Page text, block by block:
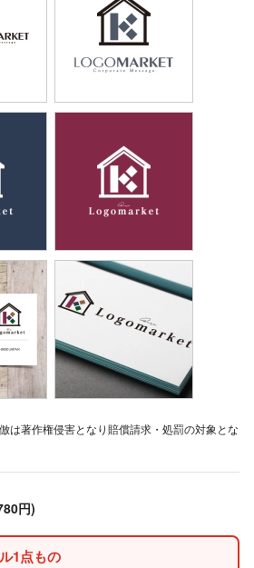
は著作権侵害となり賠償請求・処罰の対象とな
円)
1点もの